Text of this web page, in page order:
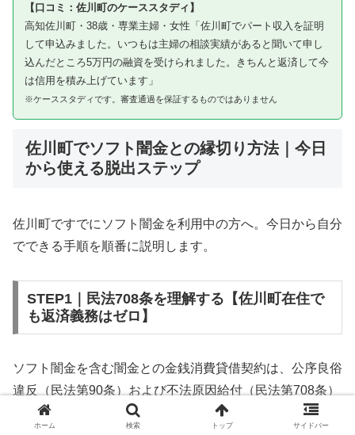
【口コミ：佐川町のケーススタディ】
高知佐川町・38歳・専業主婦・女性「佐川町でパート収入を証明
して申込みました。いつもは主婦の相談実績があると聞いて申し
込んだところ5万円の融資を受けられました。きちんと返済して今
は信用を積み上げています」
※ケーススタディです。審査通過を保証するものではありません
佐川町でソフト闇金との縁切り方法｜今日
から使える脱出ステップ
佐川町ですでにソフト闇金を利用中の方へ。今日から自分
でできる手順を順番に説明します。
STEP1｜民法708条を理解する【佐川町在住で
も返済義務はゼロ】
ソフト闇金を含む闇金との金銭消費貸借契約は、公序良俗
違反（民法第90条）および不法原因給付（民法第708条）
に該当するため、法的には無効です。佐川町在住であって
ホーム 検索 トップ サイドバー